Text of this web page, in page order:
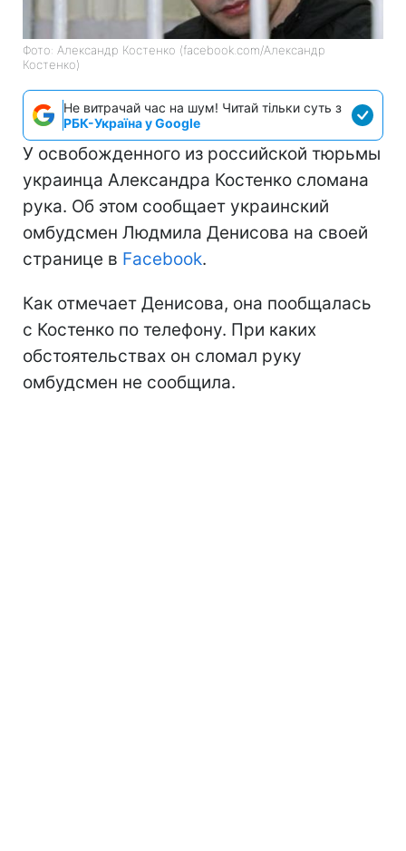
Фото: Александр Костенко (facebook.com/Александр
Костенко)
Не витрачай час на шум! Читай тільки суть з
РБК-Україна у Google
У освобожденного из российской тюрьмы
украинца Александра Костенко сломана
рука. Об этом сообщает украинский
омбудсмен Людмила Денисова на своей
странице в Facebook.
Как отмечает Денисова, она пообщалась
с Костенко по телефону. При каких
обстоятельствах он сломал руку
омбудсмен не сообщила.